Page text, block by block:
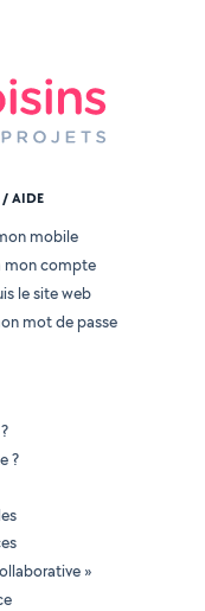
/ AIDE
mobile
mon compte
le site web
mot de passe
?
»